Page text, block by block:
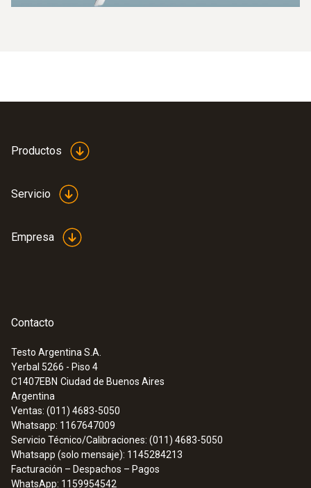
Productos
Servicio
Empresa
Contacto
Testo Argentina S.A.
Yerbal 5266 - Piso 4
C1407EBN Ciudad de Buenos Aires
Argentina
Ventas: (011) 4683-5050
Whatsapp: 1167647009
Servicio Técnico/Calibraciones: (011) 4683-5050
Whatsapp (solo mensaje): 1145284213
Facturación – Despachos – Pagos
WhatsApp: 1159954542